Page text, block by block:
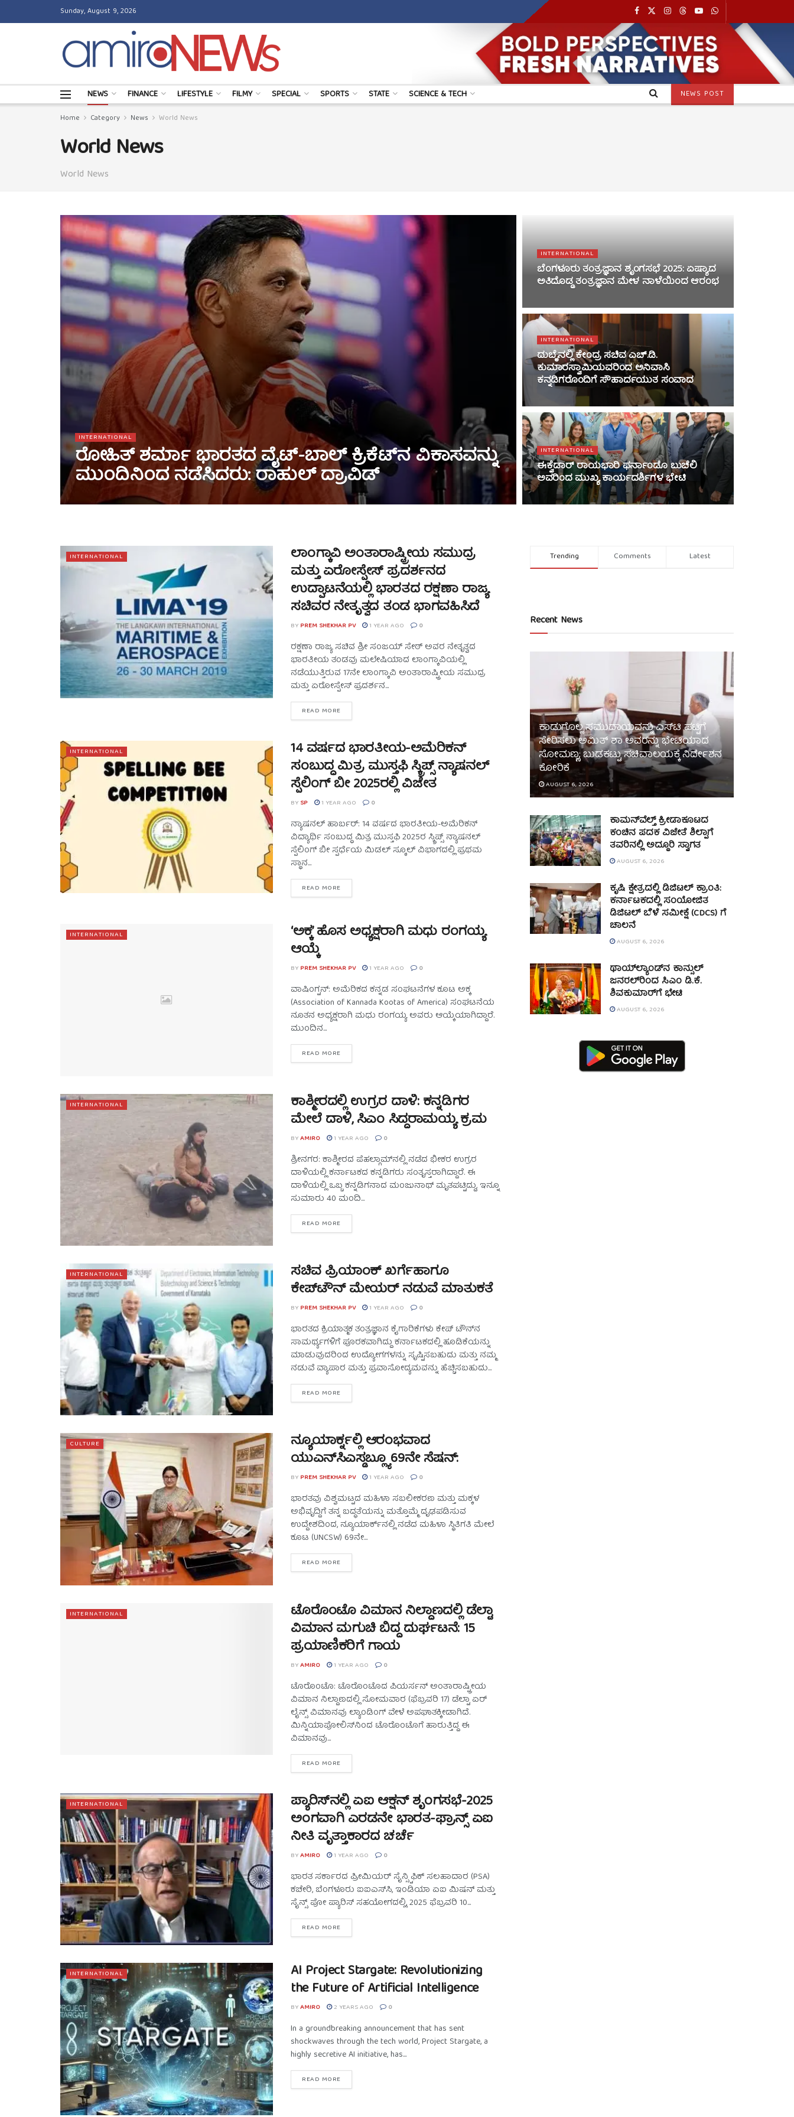
Sunday, August 9, 2026
NEWS FINANCE LIFESTYLE FILMY SPECIAL SPORTS STATE SCIENCE & TECH
NEWS POST
Home
Category News World News
World News
World News
INTERNATIONAL
ರೋಹಿತ್ ಶರ್ಮಾ ಭಾರತದ ವೈಟ್-ಬಾಲ್ ಕ್ರಿಕೆಟ್‌ನ ವಿಕಾಸವನ್ನು
ಮುಂದಿನಿಂದ ನಡೆಸಿದರು: ರಾಹುಲ್ ದ್ರಾವಿಡ್
INTERNATIONAL
ಬೆಂಗಳೂರು ತಂತ್ರಜ್ಞಾನ ಶೃಂಗಸಭೆ 2025: ಏಷ್ಯಾದ
ಅತಿದೊಡ್ಡ ತಂತ್ರಜ್ಞಾನ ಮೇಳ ನಾಳೆಯಿಂದ ಆರಂಭ
INTERNATIONAL
ದುಬೈನಲ್ಲಿ ಕೇಂದ್ರ ಸಚಿವ ಎಚ್.ಡಿ.
ಕುಮಾರಸ್ವಾಮಿಯವರಿಂದ ಅನಿವಾಸಿ
ಕನ್ನಡಿಗರೊಂದಿಗೆ ಸೌಹಾರ್ದಯುತ ಸಂವಾದ
INTERNATIONAL
ಈಕ್ವೆಡಾರ್ ರಾಯಭಾರಿ ಫರ್ನಾಂಡೊ ಬುಚೆಲಿ
ಅವರಿಂದ ಮುಖ್ಯ ಕಾರ್ಯದರ್ಶಿಗಳ ಭೇಟಿ
INTERNATIONAL ಲಾಂಗ್ಕಾವಿ ಅಂತಾರಾಷ್ಟ್ರೀಯ ಸಮುದ್ರ
ಮತ್ತು ಏರೋಸ್ಪೇಸ್ ಪ್ರದರ್ಶನದ
ಉದ್ಘಾಟನೆಯಲ್ಲಿ ಭಾರತದ ರಕ್ಷಣಾ ರಾಜ್ಯ
ಸಚಿವರ ನೇತೃತ್ವದ ತಂಡ ಭಾಗವಹಿಸಿದೆ
BY PREM SHEKHAR PV 1 YEAR AGO 0
ರಕ್ಷಣಾ ರಾಜ್ಯ ಸಚಿವ ಶ್ರೀ ಸಂಜಯ್ ಸೇಠ್ ಅವರ ನೇತೃತ್ವದ
ಭಾರತೀಯ ತಂಡವು ಮಲೇಷಿಯಾದ ಲಾಂಗ್ಕಾವಿಯಲ್ಲಿ
ನಡೆಯುತ್ತಿರುವ 17ನೇ ಲಾಂಗ್ಕಾವಿ ಅಂತಾರಾಷ್ಟ್ರೀಯ ಸಮುದ್ರ
ಮತ್ತು ಏರೋಸ್ಪೇಸ್ ಪ್ರದರ್ಶನ...
READ MORE
INTERNATIONAL 14 ವರ್ಷದ ಭಾರತೀಯ-ಅಮೆರಿಕನ್
ಸಂಬುದ್ಧ ಮಿತ್ರ ಮುಸ್ತಫಿ ಸ್ಕ್ರಿಪ್ಸ್ ನ್ಯಾಷನಲ್
ಸ್ಪೆಲಿಂಗ್ ಬೀ 2025ರಲ್ಲಿ ವಿಜೇತ
BY SP 1 YEAR AGO 0
ನ್ಯಾಷನಲ್ ಹಾರ್ಬರ್: 14 ವರ್ಷದ ಭಾರತೀಯ-ಅಮೆರಿಕನ್
ವಿದ್ಯಾರ್ಥಿ ಸಂಬುದ್ಧ ಮಿತ್ರ ಮುಸ್ತಫಿ 2025ರ ಸ್ಕ್ರಿಪ್ಸ್ ನ್ಯಾಷನಲ್
ಸ್ಪೆಲಿಂಗ್ ಬೀ ಸ್ಪರ್ಧೆಯ ಮಿಡಲ್ ಸ್ಕೂಲ್ ವಿಭಾಗದಲ್ಲಿ ಪ್ರಥಮ
ಸ್ಥಾನ...
READ MORE
INTERNATIONAL ‘ಅಕ್ಕ’ ಹೊಸ ಅಧ್ಯಕ್ಷರಾಗಿ ಮಧು ರಂಗಯ್ಯ
ಆಯ್ಕೆ
BY PREM SHEKHAR PV 1 YEAR AGO 0
ವಾಷಿಂಗ್ಟನ್: ಅಮೆರಿಕದ ಕನ್ನಡ ಸಂಘಟನೆಗಳ ಕೂಟ ಅಕ್ಕ
(Association of Kannada Kootas of America) ಸಂಘಟನೆಯ
ನೂತನ ಅಧ್ಯಕ್ಷರಾಗಿ ಮಧು ರಂಗಯ್ಯ ಅವರು ಆಯ್ಕೆಯಾಗಿದ್ದಾರೆ.
ಮುಂದಿನ...
READ MORE
INTERNATIONAL ಕಾಶ್ಮೀರದಲ್ಲಿ ಉಗ್ರರ ದಾಳಿ: ಕನ್ನಡಿಗರ
ಮೇಲೆ ದಾಳಿ, ಸಿಎಂ ಸಿದ್ದರಾಮಯ್ಯ ಕ್ರಮ
BYAMIRO 1 YEAR AGO 0
ಶ್ರೀನಗರ: ಕಾಶ್ಮೀರದ ಪೆಹಲ್ಗಾಮ್‌ನಲ್ಲಿ ನಡೆದ ಭೀಕರ ಉಗ್ರರ
ದಾಳಿಯಲ್ಲಿ ಕರ್ನಾಟಕದ ಕನ್ನಡಿಗರು ಸಂತೃಸ್ತರಾಗಿದ್ದಾರೆ. ಈ
ದಾಳಿಯಲ್ಲಿ ಒಬ್ಬ ಕನ್ನಡಿಗನಾದ ಮಂಜುನಾಥ್ ಮೃತಪಟ್ಟಿದ್ದು, ಇನ್ನೂ
ಸುಮಾರು 40 ಮಂದಿ...
READ MORE
INTERNATIONAL ಸಚಿವ ಪ್ರಿಯಾಂಕ್‌ ಖರ್ಗೆಹಾಗೂ
ಕೇಪ್‌ಟೌನ್ ಮೇಯರ್‌ ನಡುವೆ ಮಾತುಕತೆ
BY PREM SHEKHAR PV 1 YEAR AGO 0
ಭಾರತದ ಕ್ರಿಯಾತ್ಮಕ ತಂತ್ರಜ್ಞಾನ ಕೈಗಾರಿಕೆಗಳು ಕೇಪ್ ಟೌನ್‌ನ
ಸಾಮರ್ಥ್ಯಗಳಿಗೆ ಪೂರಕವಾಗಿದ್ದು ಕರ್ನಾಟಕದಲ್ಲಿ ಹೂಡಿಕೆಯನ್ನು
ಮಾಡುವುದರಿಂದ ಉದ್ಯೋಗಗಳನ್ನು ಸೃಷ್ಟಿಸಬಹುದು ಮತ್ತು ನಮ್ಮ
ನಡುವೆ ವ್ಯಾಪಾರ ಮತ್ತು ಪ್ರವಾಸೋದ್ಯಮವನ್ನು ಹೆಚ್ಚಿಸಬಹುದು...
READ MORE
CULTURE ನ್ಯೂಯಾರ್ಕ್ನಲ್ಲಿ ಆರಂಭವಾದ
ಯುಎನ್‌ಸಿಎಸ್ಡಬ್ಲ್ಯೂ 69ನೇ ಸೆಷನ್:
BY PREM SHEKHAR PV 1 YEAR AGO 0
ಭಾರತವು ವಿಶ್ವಮಟ್ಟದ ಮಹಿಳಾ ಸಬಲೀಕರಣ ಮತ್ತು ಮಕ್ಕಳ
ಅಭಿವೃದ್ದಿಗೆ ತನ್ನ ಬದ್ಧತೆಯನ್ನು ಮತ್ತೊಮ್ಮೆ ದೃಢಪಡಿಸುವ
ಉದ್ದೇಶದಿಂದ, ನ್ಯೂಯಾರ್ಕ್‌ನಲ್ಲಿ ನಡೆದ ಮಹಿಳಾ ಸ್ಥಿತಿಗತಿ ಮೇಲೆ
ಕೂಟ (UNCSW) 69ನೇ...
READ MORE
INTERNATIONAL ಟೊರೊಂಟೊ ವಿಮಾನ ನಿಲ್ದಾಣದಲ್ಲಿ ಡೆಲ್ಟಾ
ವಿಮಾನ ಮಗುಚಿ ಬಿದ್ದ ದುರ್ಘಟನೆ: 15
ಪ್ರಯಾಣಿಕರಿಗೆ ಗಾಯ
BYAMIRO 1 YEAR AGO 0
ಟೊರೊಂಟೊ: ಟೊರೊಂಟೊದ ಪಿಯರ್ಸನ್ ಅಂತಾರಾಷ್ಟ್ರೀಯ
ವಿಮಾನ ನಿಲ್ದಾಣದಲ್ಲಿ ಸೋಮವಾರ (ಫೆಬ್ರವರಿ 17) ಡೆಲ್ಟಾ ಏರ್​
ಲೈನ್ಸ್ ವಿಮಾನವು ಲ್ಯಾಂಡಿಂಗ್ ವೇಳೆ ಅಪಘಾತಕ್ಕೀಡಾಗಿದೆ.
ಮಿನ್ನಿಯಾಪೋಲಿಸ್‌ನಿಂದ ಟೊರೊಂಟೊಗೆ ಹಾರುತ್ತಿದ್ದ ಈ
ವಿಮಾನವು...
READ MORE
INTERNATIONAL ಪ್ಯಾರಿಸ್‌ನಲ್ಲಿ ಏಐ ಆಕ್ಷನ್ ಶೃಂಗಸಭೆ-2025
ಅಂಗವಾಗಿ ಎರಡನೇ ಭಾರತ-ಫ್ರಾನ್ಸ್ ಏಐ
ನೀತಿ ವೃತ್ತಾಕಾರದ ಚರ್ಚೆ
BYAMIRO 1 YEAR AGO 0
ಭಾರತ ಸರ್ಕಾರದ ಪ್ರೀಮಿಯರ್ ಸೈನ್ಸ್ಟಿಫಿಕ್ ಸಲಹಾದಾರ (PSA)
ಕಚೇರಿ, ಬೆಂಗಳೂರು ಐಐಎಸ್‌ಸಿ, ಇಂಡಿಯಾ ಏಐ ಮಿಷನ್ ಮತ್ತು
ಸೈನ್ಸ್ ಪೋ ಪ್ಯಾರಿಸ್ ಸಹಯೋಗದಲ್ಲಿ, 2025 ಫೆಬ್ರವರಿ 10...
READ MORE
INTERNATIONAL AI Project Stargate: Revolutionizing
the Future of Artificial Intelligence
BYAMIRO 2 YEARS AGO 0
In a groundbreaking announcement that has sent
shockwaves through the tech world, Project Stargate, a
highly secretive AI initiative, has...
READ MORE
Trending Comments Latest
Recent News
ಕಾಡುಗೊಲ್ಲ ಸಮುದಾಯವನ್ನು ಎಸ್‌ಟಿ ಪಟ್ಟಿಗೆ
ಸೇರಿಸಲು ಅಮಿತ್ ಶಾ ಅವರನ್ನು ಭೇಟಿಯಾದ
ಸೋಮಣ್ಣ; ಬುಡಕಟ್ಟು ಸಚಿವಾಲಯಕ್ಕೆ ನಿರ್ದೇಶನ
ಕೋರಿಕೆ
AUGUST 6, 2026
ಕಾಮನ್‌ವೆಲ್ತ್ ಕ್ರೀಡಾಕೂಟದ
ಕಂಚಿನ ಪದಕ ವಿಜೇತೆ ಶಿಲ್ಪಾಗೆ
ತವರಿನಲ್ಲಿ ಅದ್ಧೂರಿ ಸ್ವಾಗತ
AUGUST 6, 2026
ಕೃಷಿ ಕ್ಷೇತ್ರದಲ್ಲಿ ಡಿಜಿಟಲ್ ಕ್ರಾಂತಿ:
ಕರ್ನಾಟಕದಲ್ಲಿ ಸಂಯೋಜಿತ
ಡಿಜಿಟಲ್ ಬೆಳೆ ಸಮೀಕ್ಷೆ (CDCS) ಗೆ
ಚಾಲನೆ
AUGUST 6, 2026
ಥಾಯ್‌ಲ್ಯಾಂಡ್‌ನ ಕಾನ್ಸುಲ್
ಜನರಲ್‌ರಿಂದ ಸಿಎಂ ಡಿ.ಕೆ.
ಶಿವಕುಮಾರ್‌ಗೆ ಭೇಟಿ
AUGUST 6, 2026